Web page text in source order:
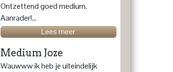
Ontzettend goed medium.
Aanrader!...
Lees meer
Medium Joze
Wauwww ik heb je uiteindelijk